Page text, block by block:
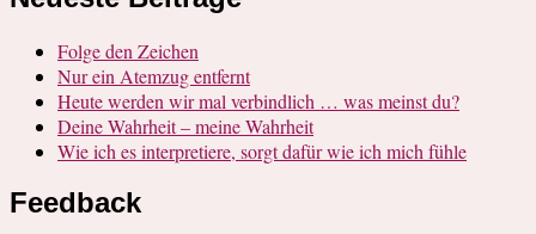
Folge den Zeichen
Nur ein Atemzug entfernt
Heute werden wir mal verbindlich … was meinst du?
Deine Wahrheit – meine Wahrheit
Wie ich es interpretiere, sorgt dafür wie ich mich fühle
Feedback